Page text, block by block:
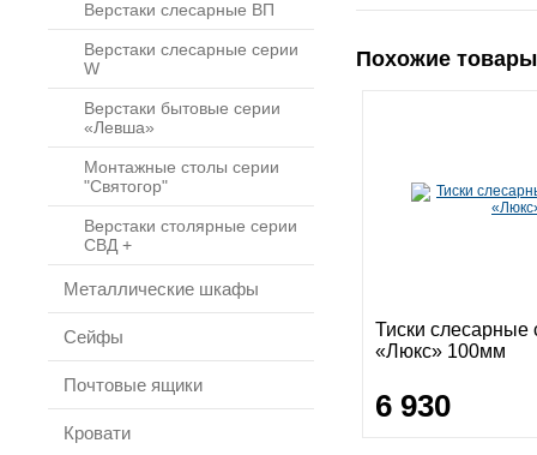
Верстаки слесарные ВП
Верстаки слесарные серии
W
Верстаки бытовые серии
«Левша»
Монтажные столы серии
"Святогор"
Верстаки столярные серии
СВД +
Металлические шкафы
Сейфы
Почтовые ящики
Кровати
Похожие
Тиски слесарные
«Люкс» 100мм
6 930